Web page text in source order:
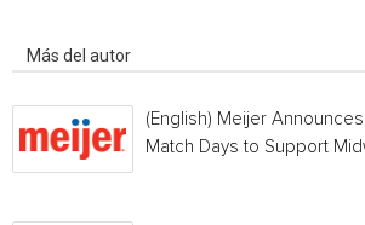
Más del autor
(English) Meijer
Match Days to Support